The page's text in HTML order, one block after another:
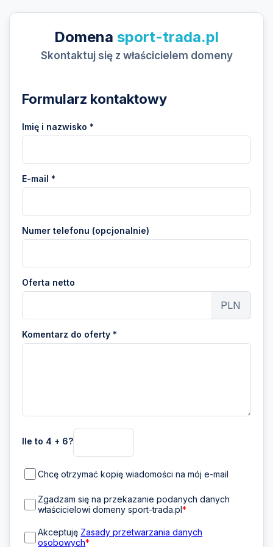
Domena sport-trada.pl
Skontaktuj się z właścicielem domeny
Formularz kontaktowy
Imię i nazwisko *
E-mail *
Numer telefonu (opcjonalnie)
Oferta netto
PLN
Komentarz do oferty *
Ile to 4 + 6?
Chcę otrzymać kopię wiadomości na mój e-mail
Zgadzam się na przekazanie podanych danych
właścicielowi domeny sport-trada.pl*
Akceptuję Zasady przetwarzania danych
osobowych*